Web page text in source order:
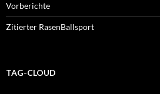
Vorberichte
Zitierter RasenBallsport
TAG-CLOUD